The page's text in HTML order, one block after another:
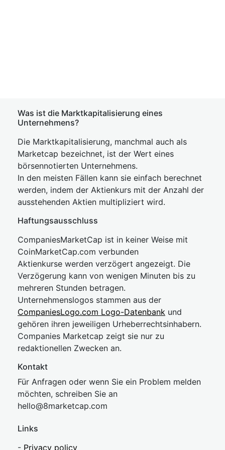
Was ist die Marktkapitalisierung eines
Unternehmens?
Die Marktkapitalisierung, manchmal auch als
Marketcap bezeichnet, ist der Wert eines
börsennotierten Unternehmens.
In den meisten Fällen kann sie einfach berechnet
werden, indem der Aktienkurs mit der Anzahl der
ausstehenden Aktien multipliziert wird.
Haftungsausschluss
CompaniesMarketCap ist in keiner Weise mit
CoinMarketCap.com verbunden
Aktienkurse werden verzögert angezeigt. Die
Verzögerung kann von wenigen Minuten bis zu
mehreren Stunden betragen.
Unternehmenslogos stammen aus der
CompaniesLogo.com Logo-Datenbank und
gehören ihren jeweiligen Urheberrechtsinhabern.
Companies Marketcap zeigt sie nur zu
redaktionellen Zwecken an.
Kontakt
Für Anfragen oder wenn Sie ein Problem melden
möchten, schreiben Sie an
hello@8marketcap.com
Links
- Privacy policy